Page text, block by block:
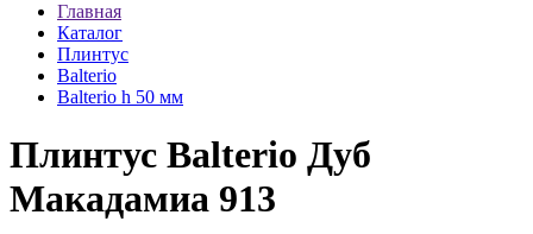
Главная
Каталог
Плинтус
Balterio
Balterio h 50 мм
Плинтус Balterio Дуб
Макадамиа 913